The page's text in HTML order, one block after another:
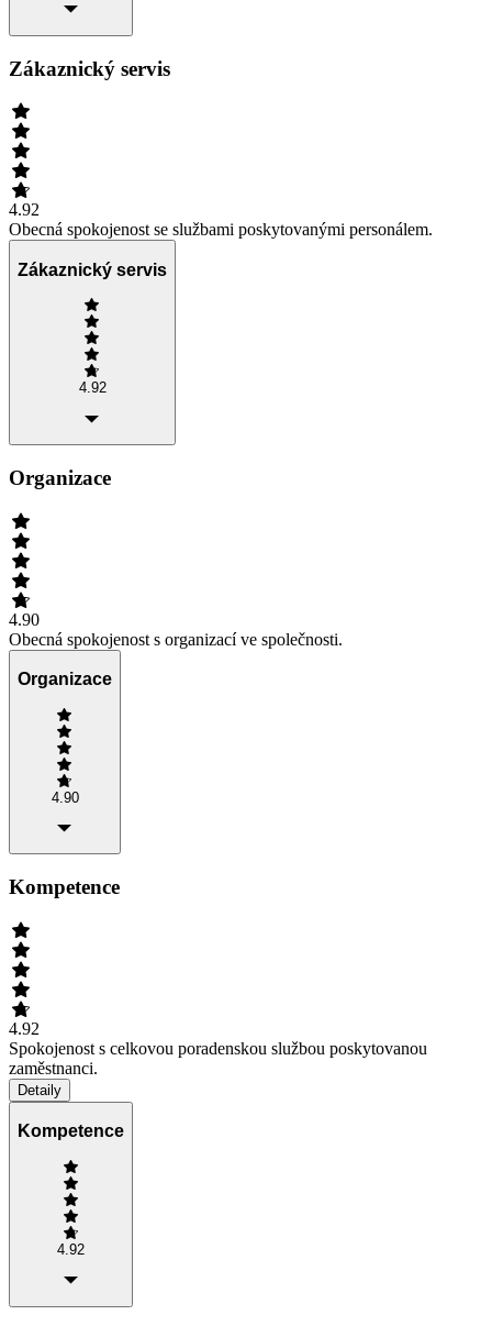
Zákaznický servis
4.92
Obecná spokojenost se službami poskytovanými personálem.
Zákaznický servis
4.92
Organizace
4.90
Obecná spokojenost s organizací ve společnosti.
Organizace
4.90
Kompetence
4.92
Spokojenost s celkovou poradenskou službou poskytovanou
zaměstnanci.
Detaily
Kompetence
4.92